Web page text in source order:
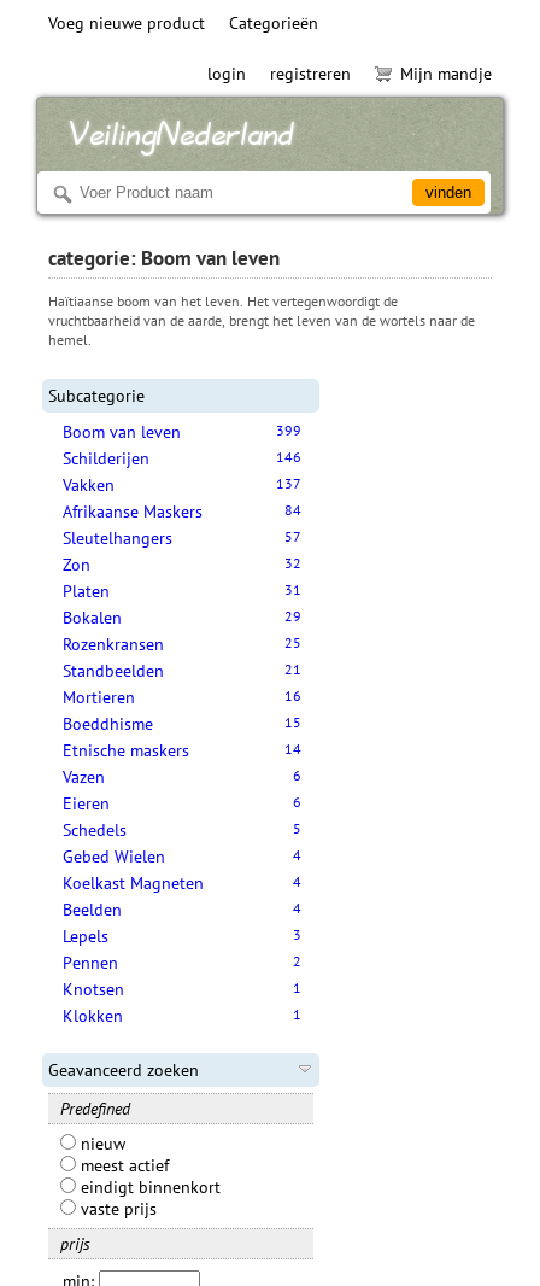
Voeg nieuwe product Categorieën
login registreren Mijn mandje
categorie: Boom van leven
Haïtiaanse boom van het leven. Het vertegenwoordigt de
vruchtbaarheid van de aarde, brengt het leven van de wortels naar de
hemel.
Subcategorie
Boom van leven
399
Schilderijen 146
Vakken 137
Afrikaanse Maskers 84
Sleutelhangers 57
Zon 32
Platen 31
Bokalen 29
Rozenkransen 25
Standbeelden 21
Mortieren 16
Boeddhisme 15
Etnische maskers 14
Vazen 6
Eieren 6
Schedels 5
Gebed Wielen 4
Koelkast Magneten 4
Beelden 4
Lepels 3
Pennen 2
Knotsen 1
Klokken 1
Geavanceerd zoeken
Predefined
nieuw
meest actief
eindigt binnenkort
vaste prijs
prijs
min: